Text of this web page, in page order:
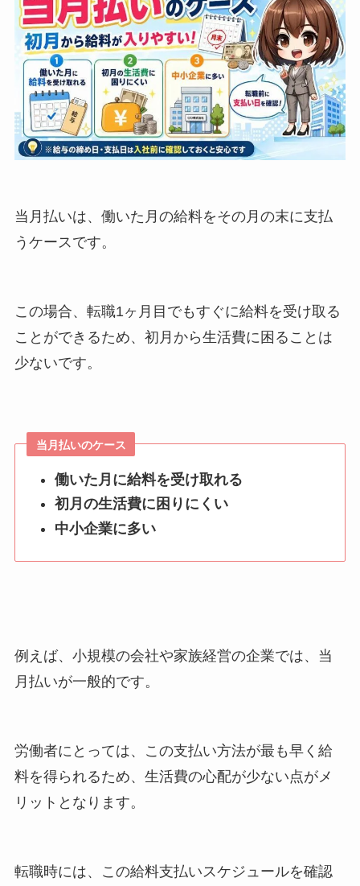
当月払いは、働いた月の給料をその月の末に支払
うケースです。
この場合、転職1ヶ月目でもすぐに給料を受け取る
ことができるため、初月から生活費に困ることは
少ないです。
当月払いのケース
働いた月に給料を受け取れる
初月の生活費に困りにくい
中小企業に多い
例えば、小規模の会社や家族経営の企業では、当
月払いが一般的です。
労働者にとっては、この支払い方法が最も早く給
料を得られるため、生活費の心配が少ない点がメ
リットとなります。
転職時には、この給料支払いスケジュールを確認